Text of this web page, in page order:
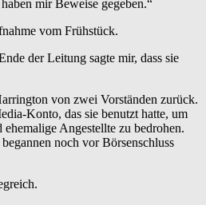
mir Beweise gegeben.“
vom Frühstück.
der Leitung sagte mir, dass sie
von zwei Vorständen zurück.
Konto, das sie benutzt hatte, um
Angestellte zu bedrohen.
noch vor Börsenschluss